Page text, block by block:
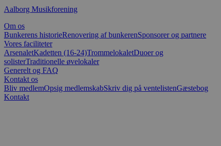
Aalborg Musikforening
Om os
Bunkerens historieRenovering af bunkerenSponsorer og partnere
Vores faciliteter
ArsenaletKadetten (16-24)TrommelokaletDuoer og
solisterTraditionelle øvelokaler
Generelt og FAQ
Kontakt os
Bliv medlemOpsig medlemskabSkriv dig på ventelistenGæstebog
Kontakt